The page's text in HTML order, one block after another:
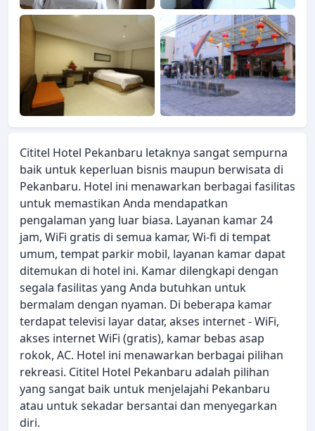
Cititel Hotel Pekanbaru letaknya sangat sempurna
baik untuk keperluan bisnis maupun berwisata di
Pekanbaru. Hotel ini menawarkan berbagai fasilitas
untuk memastikan Anda mendapatkan
pengalaman yang luar biasa. Layanan kamar 24
jam, WiFi gratis di semua kamar, Wi-fi di tempat
umum, tempat parkir mobil, layanan kamar dapat
ditemukan di hotel ini. Kamar dilengkapi dengan
segala fasilitas yang Anda butuhkan untuk
bermalam dengan nyaman. Di beberapa kamar
terdapat televisi layar datar, akses internet - WiFi,
akses internet WiFi (gratis), kamar bebas asap
rokok, AC. Hotel ini menawarkan berbagai pilihan
rekreasi. Cititel Hotel Pekanbaru adalah pilihan
yang sangat baik untuk menjelajahi Pekanbaru
atau untuk sekadar bersantai dan menyegarkan
diri.